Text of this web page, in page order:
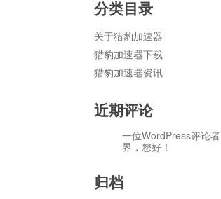
分类目录
关于猎豹加速器
猎豹加速器下载
猎豹加速器资讯
近期评论
一位WordPress评论者
界，您好！
归档